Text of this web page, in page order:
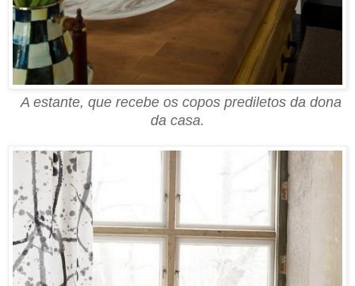
A estante, que recebe os copos prediletos da dona
da casa.